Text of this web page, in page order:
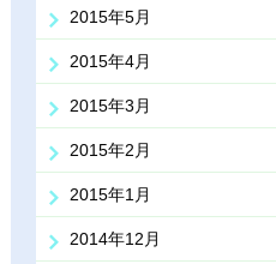
2015年5月
2015年4月
2015年3月
2015年2月
2015年1月
2014年12月